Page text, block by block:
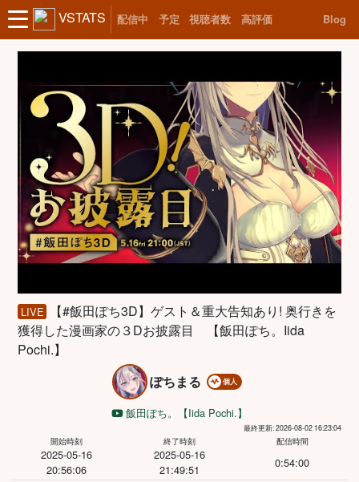
VSTATS 配信中 予定 視聴者数 高評価 Blog
LIVE
【#飯田ぽち3D】ゲスト＆重大告知あり! 奥行きを
獲得した漫画家の３Dお披露目 【飯田ぽち。Iida
Pochi.】
ぽちまる
個人
飯田ぽち。【Iida Pochi.】
最終更新: 2026-08-02 16:23:04
開始時刻
2025-05-16
20:56:06
終了時刻
2025-05-16
21:49:51
配信時間
0:54:00